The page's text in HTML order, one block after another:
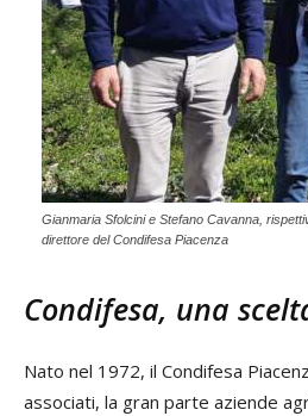
Gianmaria Sfolcini e Stefano Cavanna,
direttore del Condifesa Piacenza
Condifesa, una
Nato nel 1972, il Condifesa
associati, la gran parte aziende